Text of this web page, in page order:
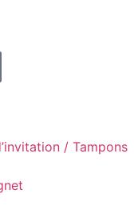
/ Tampons